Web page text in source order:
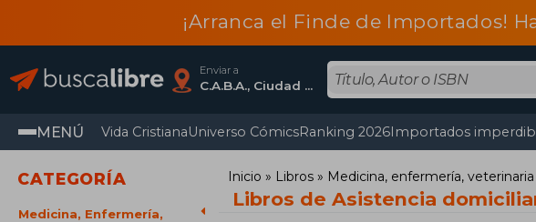
¡Arranca el Finde de Importados!
Enviar a
C.A.B.A., Ciudad Autónoma De Buenos Aires
MENÚ Vida CristianaUniverso CómicsRanking 2026Importados
CATEGORÍA
Medicina, Enfermería,
Inicio Libros Medicina, enfermería, veterinaria
Libros de Asistencia